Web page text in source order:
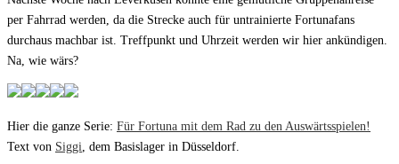
per Fahrrad werden, da die Strecke auch für untrainierte Fortunafans
durchaus machbar ist. Treffpunkt und Uhrzeit werden wir hier ankündigen.
Na, wie wärs?
Hier die ganze Serie: Für Fortuna mit dem Rad zu den Auswärtsspielen!
Text von Siggi, dem Basislager in Düsseldorf.